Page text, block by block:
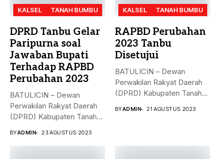
KALSEL TANAH BUMBU
DPRD Tanbu Gelar
Paripurna soal
Jawaban Bupati
Terhadap RAPBD
Perubahan 2023
BATULICIN – Dewan
Perwakilan Rakyat Daerah
(DPRD) Kabupaten Tanah
BYADMIN 23 AGUSTUS 2023
KALSEL TANAH BUMBU
RAPBD Perubahan
2023 Tanbu
Disetujui
BATULICIN – Dewan
Perwakilan Rakyat Daerah
(DPRD) Kabupaten Tanah
BYADMIN 21 AGUSTUS 2023